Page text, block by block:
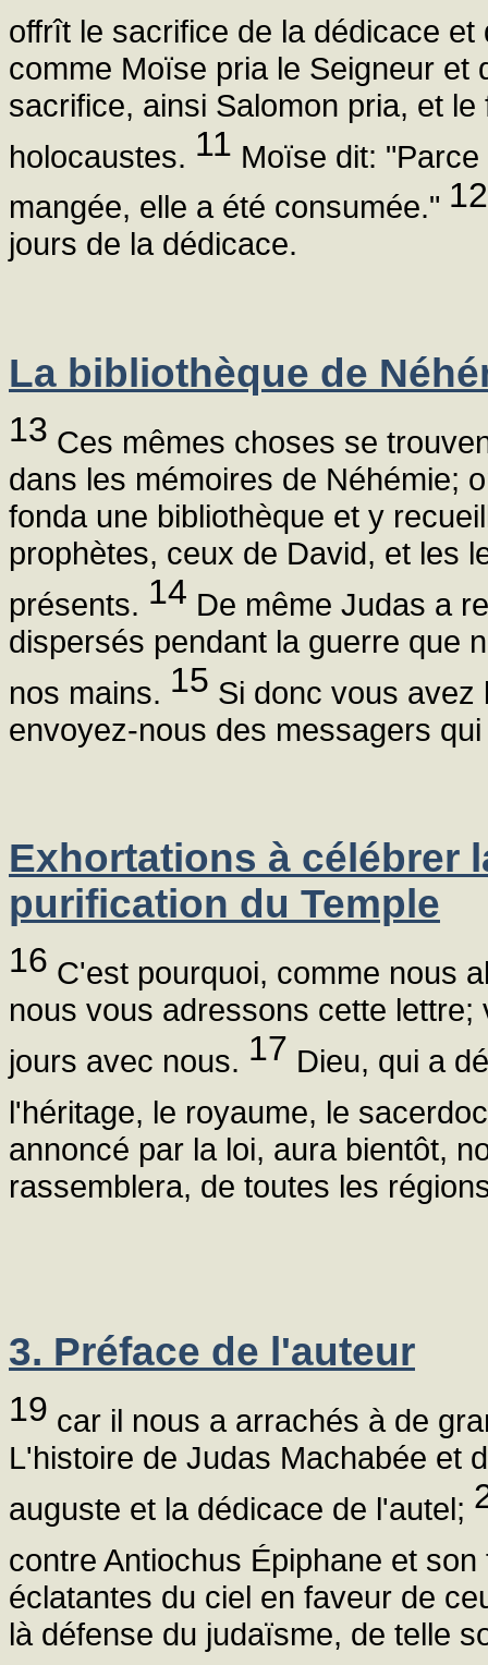
offrît le sacrifice de la dédicace
comme Moïse pria le Seigneur et
sacrifice, ainsi Salomon pria, et
holocaustes. 11 Moïse dit:
mangée, elle a été consumée." 12
jours de la dédicace.
La bibliothèque de
13 Ces mêmes choses se
dans les mémoires de Néhémie;
fonda une bibliothèque et y
prophètes, ceux de David, et les
présents. 14 De même Judas a
dispersés pendant la guerre que
nos mains. 15 Si donc vous avez
envoyez-nous des messagers
Exhortations à célébrer
purification du Temple
16 C'est pourquoi, comme nous
nous vous adressons cette
jours avec nous. 17 Dieu, qui a
l'héritage, le royaume, le
annoncé par la loi, aura bientôt,
rassemblera, de toutes les
3. Préface de l'auteur
19 car il nous a arrachés à de
L'histoire de Judas Machabée et
auguste et la dédicace de l'autel;
contre Antiochus Épiphane et
éclatantes du ciel en faveur de
là défense du judaïsme, de telle